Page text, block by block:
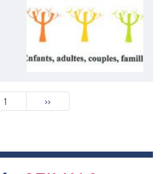
1
Page
suivante
››